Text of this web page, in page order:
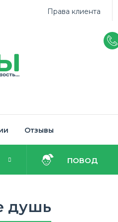
Права клиента
Отзывы
ПОВОД
душь